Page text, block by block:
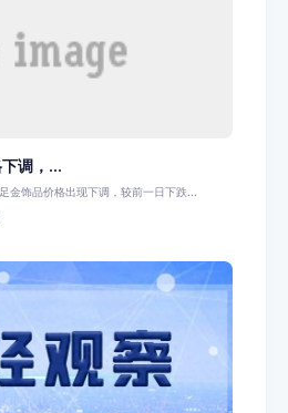
调，...
金饰品价格出现下调，较前一日下跌...